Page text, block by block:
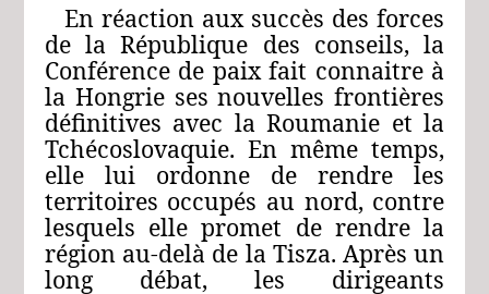
En réaction aux succès des forces
de la République des conseils, la
Conférence de paix fait connaitre à
la Hongrie ses nouvelles frontières
définitives avec la Roumanie et la
Tchécoslovaquie. En même temps,
elle lui ordonne de rendre les
territoires occupés au nord, contre
lesquels elle promet de rendre la
région au-delà de la Tisza. Après un
long débat, les dirigeants